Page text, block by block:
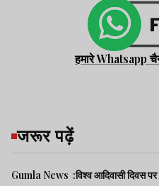
हमारे Whatsapp
जरूर पढ़ें
Gumla News :विश्व आदिवासी दिवस